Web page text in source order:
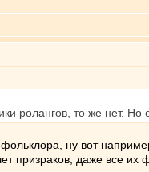
ролангов, то же нет. Но
ну вот
призраков, даже все их